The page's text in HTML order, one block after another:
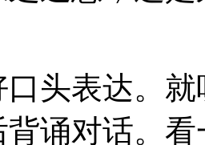
头表达。
诵对话。